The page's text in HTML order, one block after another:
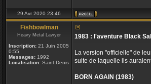
29 Avr 2020 23:46
Fishbowlman
Heavy Metal Lawyer
Inscription: 21 Juin 2005
0:55
Messages: 1992
Localisation: Saint-Denis
1983 : l'aventure Black
La version "officielle" de
suite de laquelle ils
BORN AGAIN (1983)